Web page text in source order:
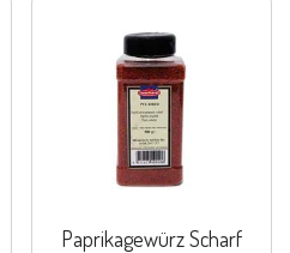
Paprikagewürz Scharf